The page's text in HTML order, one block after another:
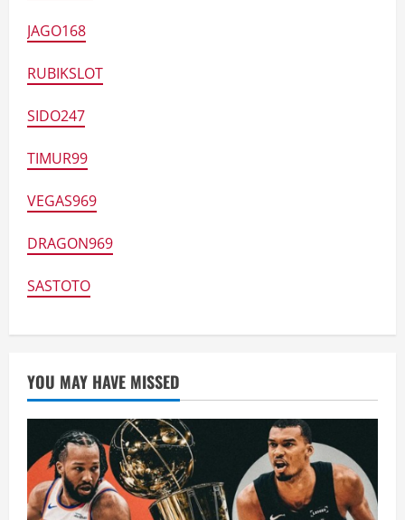
JAGO168
RUBIKSLOT
SIDO247
TIMUR99
VEGAS969
DRAGON969
SASTOTO
YOU MAY HAVE MISSED